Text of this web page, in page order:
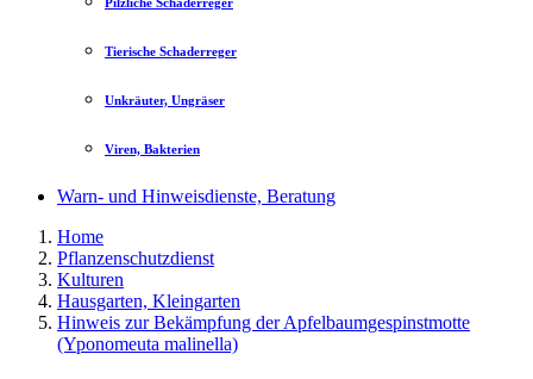
Tierische Schaderreger
Unkräuter, Ungräser
Viren, Bakterien
Warn- und Hinweisdienste, Beratung
Home
Pflanzenschutzdienst
Kulturen
Hausgarten, Kleingarten
Hinweis zur Bekämpfung der Apfelbaumgespinstmotte
(Yponomeuta malinella)